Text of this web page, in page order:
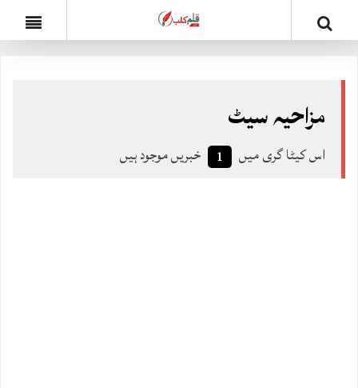
مزاحیہ سیٹ
اس کیٹا گری میں 1 خبریں موجود ہیں